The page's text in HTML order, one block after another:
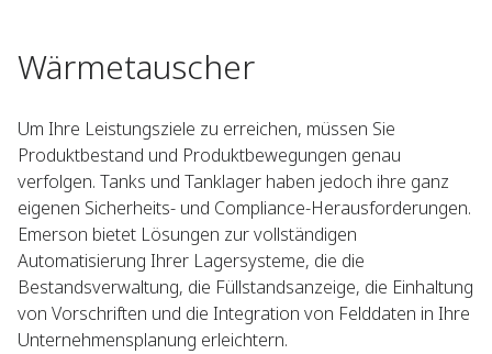
Wärmetauscher
Um Ihre Leistungsziele zu erreichen, müssen Sie
Produktbestand und Produktbewegungen genau
verfolgen. Tanks und Tanklager haben jedoch ihre ganz
eigenen Sicherheits- und Compliance-Herausforderungen.
Emerson bietet Lösungen zur vollständigen
Automatisierung Ihrer Lagersysteme, die die
Bestandsverwaltung, die Füllstandsanzeige, die Einhaltung
von Vorschriften und die Integration von Felddaten in Ihre
Unternehmensplanung erleichtern.